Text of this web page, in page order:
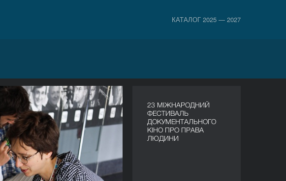
КАТАЛОГ 2025 — 2027
23 МІЖНАРОДНИЙ
ФЕСТИВАЛЬ
ДОКУМЕНТАЛЬНОГО
КІНО ПРО ПРАВА
ЛЮДИНИ